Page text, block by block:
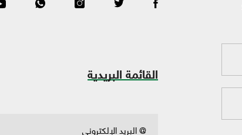
القائمة البريدية